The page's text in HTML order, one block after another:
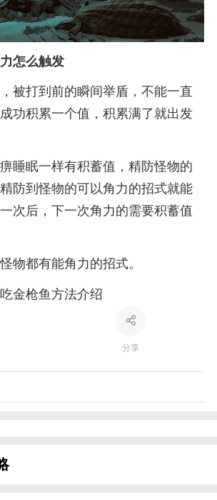
怎么触发
被打到前的瞬间举盾，不能一直
功积累一个值，积累满了就出发
睡眠一样有积蓄值，精防怪物的
防到怪物的可以角力的招式就能
次后，下一次角力的需要积蓄值
物都有能角力的招式。
金枪鱼方法介绍
分享